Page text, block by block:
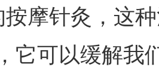
摩针灸，这
它可以缓解我